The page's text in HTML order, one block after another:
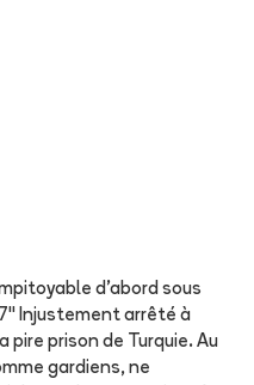
d'abord sous
Injustement arrêté à
pire prison de Turquie. Au
gardiens, ne